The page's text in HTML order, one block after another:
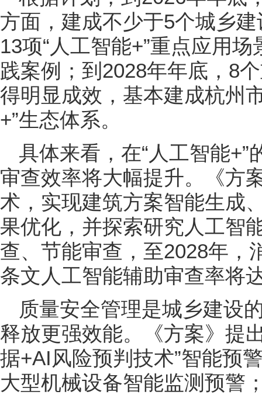
方面，建成不少于5个城乡
13项“人工智能+”重点应用
践案例；到2028年年底，8
得明显成效，基本建成杭州
+”生态体系。
具体来看，在“人工智能
审查效率将大幅提升。《方
术，实现建筑方案智能生成
果优化，并探索研究人工智
查、节能审查，至2028年，
条文人工智能辅助审查率将
质量安全管理是城乡建设
释放更强效能。《方案》提
据+AI风险预判技术”智能预
大型机械设备智能监测预警